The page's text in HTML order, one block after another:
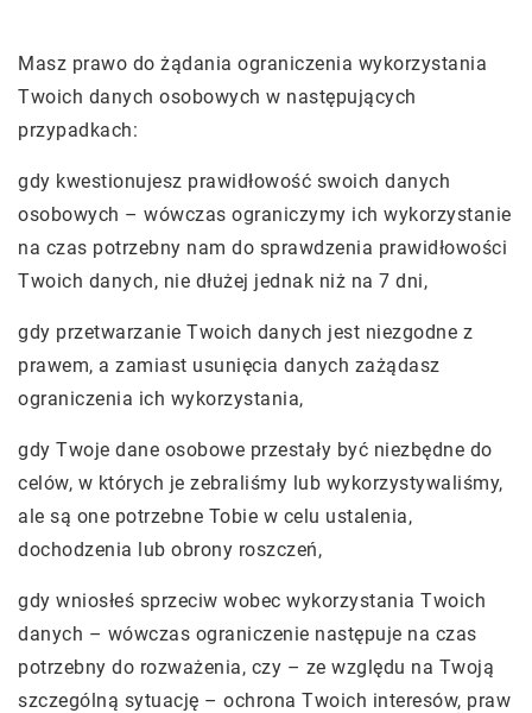
Masz prawo do żądania ograniczenia wykorzystania
Twoich danych osobowych w następujących
przypadkach:
gdy kwestionujesz prawidłowość swoich danych
osobowych – wówczas ograniczymy ich wykorzystanie
na czas potrzebny nam do sprawdzenia prawidłowości
Twoich danych, nie dłużej jednak niż na 7 dni,
gdy przetwarzanie Twoich danych jest niezgodne z
prawem, a zamiast usunięcia danych zażądasz
ograniczenia ich wykorzystania,
gdy Twoje dane osobowe przestały być niezbędne do
celów, w których je zebraliśmy lub wykorzystywaliśmy,
ale są one potrzebne Tobie w celu ustalenia,
dochodzenia lub obrony roszczeń,
gdy wniosłeś sprzeciw wobec wykorzystania Twoich
danych – wówczas ograniczenie następuje na czas
potrzebny do rozważenia, czy – ze względu na Twoją
szczególną sytuację – ochrona Twoich interesów, praw